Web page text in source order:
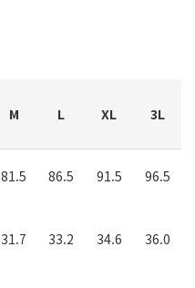
M L XL 3L
81.5 86.5 91.5 96.5
31.7 33.2 34.6 36.0